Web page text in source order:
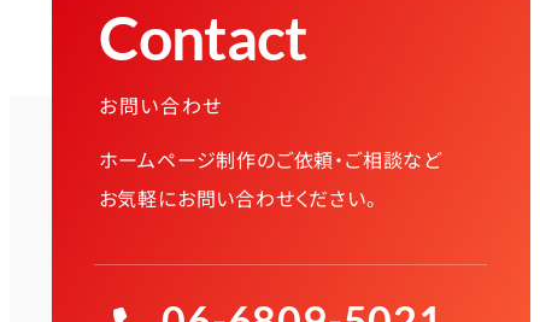
Contact
お問い合わせ
ホームページ制作のご依頼・ご相談など
お気軽にお問い合わせください。